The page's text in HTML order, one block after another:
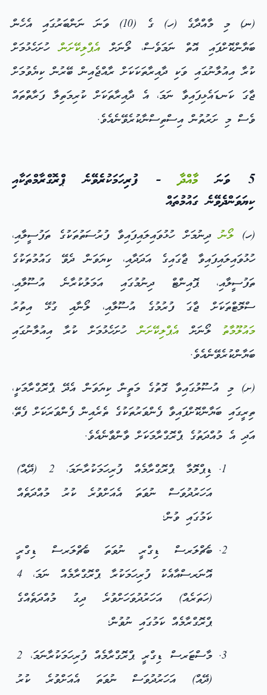
(ނ) މި މާއްދާގެ (ހ) ގެ (10) ވަނަ ނަންބަރުގައި އެހެން
ބަޔާންކޮށްފައި އޮތް ނަމަވެސް، ލޯނަށް އެޕްލިކޭށަންހުށަހެޅުމަށް
ކުރާ އިއުލާނުގައި ވަކި ދާއިރާތަކަކަށް ރާއްޖެއިން ބޭރުން ކިޔެވުމަށް
ޖާގަ ކަނޑައެޅިފައިވާ ނަމަ، އެ ދާއިރާތަކަށް ކުރިމަތިލާ ފަރާތްތައް
ވެސް މި ށަރުތުން އިސްތިސްނާކުރެވޭނެއެވެ.
5 ވަނަ މާއްދާ- ފުރިހަމަކުރެވޭނެ ޕްރޮގްރާމްތަކާއި
ކިޔަވަންދެވޭނެ ގައުމުތައް
(ހ)ލޯނުދިނުމަށް ހުޅުވައިލައިފައިވާ ފުރުސަތުތަކުގެ ތަފުސީލާއި،
ހުޅުވައިލައިފައިވާ ޖާގައިގެ އަދަދާއި، ކިޔަވަން ދެވޭ ގައުމުތަކުގެ
ތަފުސީލާއި، ޕޮއިންޓް ދިނުމުގައި އަމަލުކުރާނެ އުސޫލާއި،
ސްލޮޓްތަކަށް ޖާގަ ފުރުމުގެ އުސޫލާއި، ލޯނާއި ގުޅޭ އިތުރު
މައުލޫމާތުލޯނަށްއެޕްލިކޭށަންހުށަހެޅުމަށް ކުރާ އިއުލާނުގައި
ބަޔާންކުރެވޭނެއެވެ.
(ށ) މި އުސޫލުގައިވާ ގޮތުގެ މަތީން ކިޔަވަން އެދޭ ޕްރޮގްރާމަކީ،
ތިރީގައި ބަޔާންކޮށްފައިވާ ފެންވަރުތަކުގެ ތެރެއިން ފެންވަރަކަށް ފެތޭ،
އަދި އެ މުއްދަތުގެ ޕްރޮގްރާމަކަށް ވާންވާނެއެވެ.
ޑިޕްލޮމާ ޕްރޮގްރާމެއް ފުރިހަމަކުރާނަމަ، 2 (ދޭއް)
އަހަރުދުވަސް ނުވަތަ އެއަށްވުރެ ކުރު މުއްދަތެއް
ކަމުގައި ވުން؛
ބެޗްލަރސް ޑިގްރީ ނުވަތަ ބެޗްލަރސް ޑިގްރީ
އޮނަރސްއާއެކު ފުރިހަމަކުރާ ޕްރޮގްރާމެއް ނަމަ، 4
(ހަތަރެއް) އަހަރުދުވަހަށްވުރެ ދިގު މުއްދަތެއްގެ
ޕްރޮގްރާމެއް ކަމުގައި ނުވުން؛
މާސްޓަރސް ޑިގްރީ ޕްރޮގްރާމެއް ފުރިހަމަކުރާނަމަ، 2
(ދޭއް) އަހަރުދުވަސް ނުވަތަ އެއަށްވުރެ ކުރު